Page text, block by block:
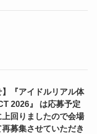
】『アイドルリアル体
2026』 は応募予定
回りましたので会場
募集させていただき